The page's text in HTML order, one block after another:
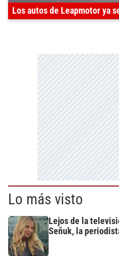
Los autos de Leapmotor ya
Lo más visto
Lejos de la
Señuk, la